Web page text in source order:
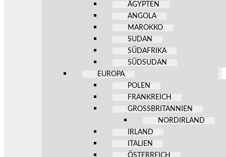
ÄGYPTEN
ANGOLA
MAROKKO
SUDAN
SÜDAFRIKA
SÜDSUDAN
EUROPA
POLEN
FRANKREICH
GROSSBRITANNIEN
NORDIRLAND
IRLAND
ITALIEN
ÖSTERREICH